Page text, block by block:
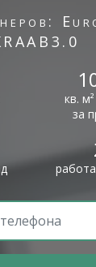
кв.
за